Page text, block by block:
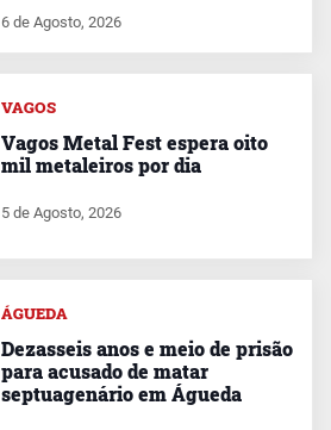
6 de Agosto, 2026
VAGOS
Vagos Metal Fest espera oito
mil metaleiros por dia
5 de Agosto, 2026
ÁGUEDA
Dezasseis anos e meio de prisão
para acusado de matar
septuagenário em Águeda